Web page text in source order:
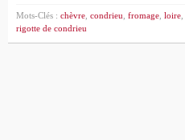
Mots-Clés : chèvre condrieu fromage loire
rigotte de condrieu